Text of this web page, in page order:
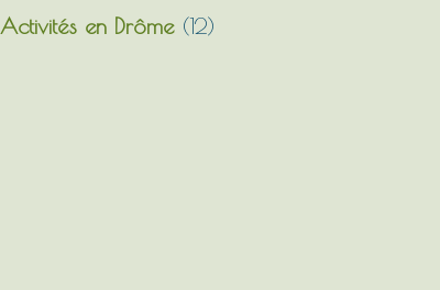
Activités en Drôme(12)